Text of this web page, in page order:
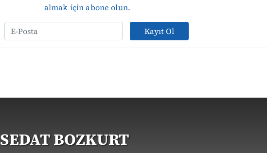
almak için abone olun.
Kayıt Ol
SEDAT BOZKURT